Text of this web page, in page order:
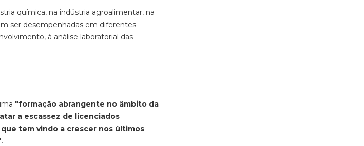
química, na indústria agroalimentar, na
ser desempenhadas em diferentes
à análise laboratorial das
"formação abrangente no âmbito da
a escassez de licenciados
tem vindo a crescer nos últimos
.